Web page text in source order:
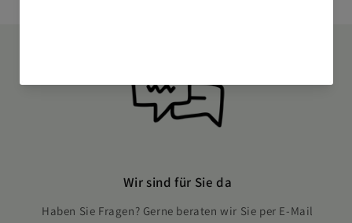
Wir sind für Sie da
Haben Sie Fragen? Gerne beraten wir Sie per E-Mail